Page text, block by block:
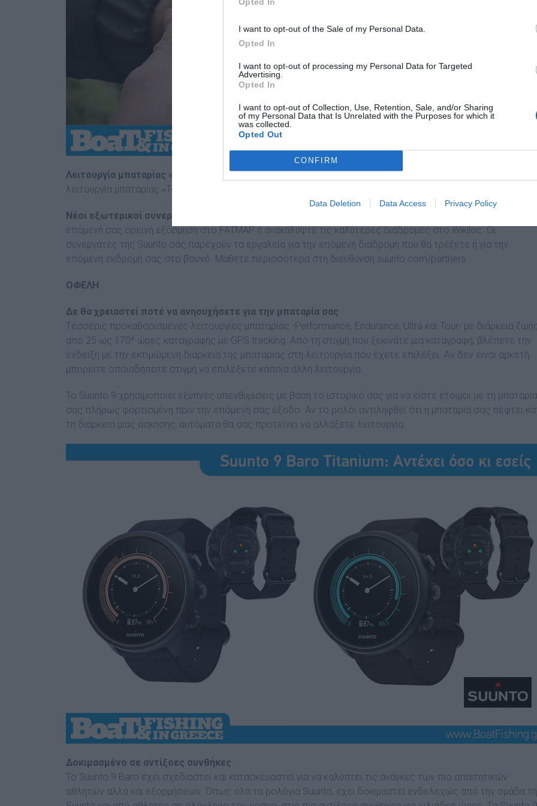
I want to opt-out of the Sale of my Personal Data.
Opted In
I want to opt-out of processing my Personal Data for Targeted
Advertising.
Opted In
I want to opt-out of Collection, Use, Retention, Sale, and/or Sharing
of my Personal Data that Is Unrelated with the Purposes for which it
was collected.
Opted Out
CONFIRM
Data Deletion Data Access Privacy Policy
Λειτουργία μπαταρίας «Tour»:
Τώρα μπορείτε να απολαμβάνετε ακόμα μεγαλύτερες εξορμήσεις με τη νέα
λειτουργία μπαταρίας «Tour» που σας προσφέρει μέχρι και 7 ημέρες συνεχές GPS tracking.
Νέοι εξωτερικοί συνεργάτες​:
επόμενή σας ορεινή εξόρμηση στο FATMAP ή ανακαλύψτε τις καλύτερες διαδρομές στο Wikiloc. Οι
συνεργάτες της Suunto σάς παρέχουν τα εργαλεία για την επόμενη διαδρομή που θα τρέξετε ή για την
επόμενη εκδρομή σας στο βουνό. Μάθετε περισσότερα στη διεύθυνση suunto.com/partners.
ΟΦΕΛΗ
Δε θα χρειαστεί ποτέ να ανησυχήσετε για την μπαταρία σας
Τέσσερις προκαθορισμένες λειτουργίες μπαταρίας -Performance, Endurance, Ultra και Tour- με διάρκεια
από 25 ως 170* ώρες καταγραφής με GPS tracking. Από τη στιγμή που ξεκινάτε μια καταγραφή, βλέπετε την
ένδειξη με την εκτιμώμενη διάρκεια της μπαταρίας στη λειτουργία που έχετε επιλέξει. Αν δεν είναι αρκετή,
μπορείτε οποιαδήποτε στιγμή να επιλέξετε κάποια άλλη λειτουργία.
Το Suunto 9 χρησιμοποιεί έξυπνες υπενθυμίσεις με βάση το ιστορικό σας για να είστε έτοιμοι με τη μπαταρία
σας πλήρως φορτισμένη πριν την επόμενή σας έξοδο. Αν το ρολόι αντιληφθεί ότι η μπαταρία σας πέφτει
τη διάρκεια μιας άσκησης, αυτόματα θα σας προτείνει να αλλάξετε λειτουργία.
Δοκιμασμένο σε αντίξοες συνθήκες
Το Suunto 9 Baro έχει σχεδιαστεί και κατασκευαστεί για να καλύπτει τις ανάγκες των πιο απαιτητικών
αθλητών αλλά και εξορμήσεων. Όπως όλα τα ρολόγια Suunto, έχει δοκιμαστεί ενδελεχώς από την ομάδα